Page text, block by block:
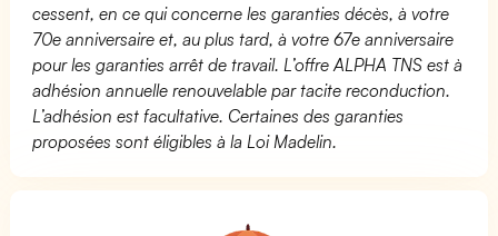
cessent, en ce qui concerne les garanties décès, à votre
70e anniversaire et, au plus tard, à votre 67e anniversaire
pour les garanties arrêt de travail. L’offre ALPHA TNS est à
adhésion annuelle renouvelable par tacite reconduction.
L’adhésion est facultative. Certaines des garanties
proposées sont éligibles à la Loi Madelin.